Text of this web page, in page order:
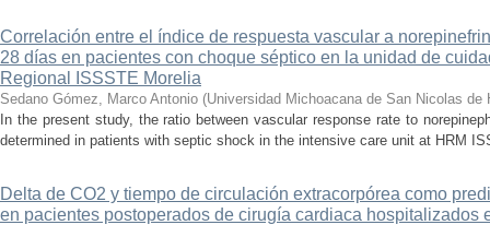
Correlación entre el índice de respuesta vascular a
28 días en pacientes con choque séptico en la unidad de
Regional ISSSTE Morelia
Sedano Gómez, Marco Antonio (Universidad Michoacana de San Nicolas de
In the present study, the ratio between vascular response rate to
determined in patients with septic shock in the intensive care unit at HRM
Delta de CO2 y tiempo de circulación extracorpórea como
en pacientes postoperados de cirugía cardiaca hospitalizados